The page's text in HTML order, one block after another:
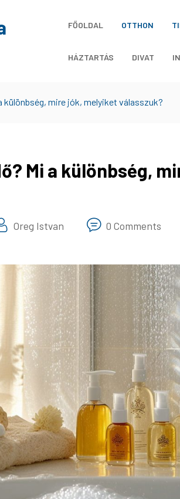
FŐOLDAL OTTHON
HÁZTARTÁS DIVAT
különbség, mire jók, melyiket válasszuk?
Mi a különbség,
Oreg Istvan 0 Comments